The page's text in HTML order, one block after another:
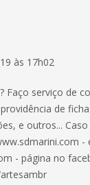
às 17h02
Faço serviço de
de
e outros...
-
- página no